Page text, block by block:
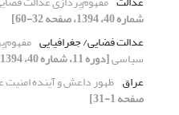
شماره 40، 1394، صفحه 32-60]
عدالت فضایی/ جغرافیایی
سیاسی[دوره 11، شماره 40، 1394، صفحه 32-60]
عراق ظهور داعش و آینده امنیت
صفحه 1-31]